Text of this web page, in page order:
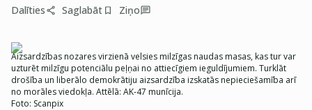
Dalīties Saglabāt Ziņo
Aizsardzības nozares virzienā velsies milzīgas naudas masas, kas tur var
uzturēt milzīgu potenciālu peļņai no attiecīgiem ieguldījumiem. Turklāt
drošība un liberālo demokrātiju aizsardzība izskatās nepieciešamība arī
no morāles viedokļa. Attēlā: AK-47 munīcija.
Foto: Scanpix